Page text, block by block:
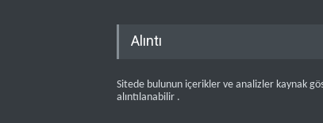
Alıntı
Sitede bulunun içerikler ve analizler kaynak
alıntılanabilir .